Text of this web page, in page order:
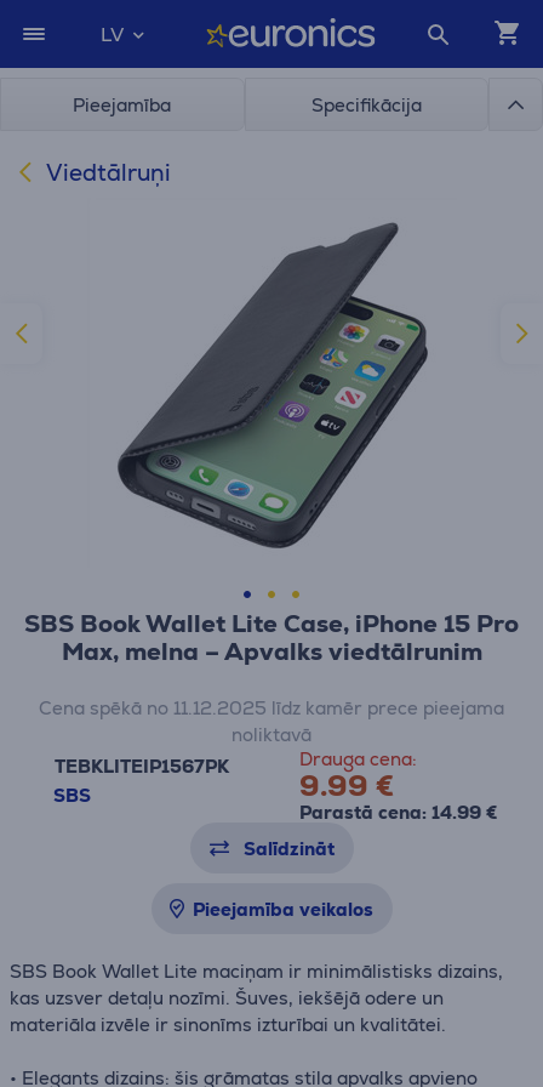
LV
Pieejamība Specifikācija
Viedtālruņi
SBS Book Wallet Lite Case, iPhone 15 Pro
Max, melna – Apvalks viedtālrunim
TEBKLITEIP1567PK
SBS
Drauga cena:
9.99 €
Parastā cena: 14.99 €
Cena spēkā no 11.12.2025 līdz kamēr prece pieejama
noliktavā
Salīdzināt
Pieejamība veikalos
SBS Book Wallet Lite maciņam ir minimālistisks dizains,
kas uzsver detaļu nozīmi. Šuves, iekšējā odere un
materiāla izvēle ir sinonīms izturībai un kvalitātei.
• Elegants dizains: šis grāmatas stila apvalks apvieno